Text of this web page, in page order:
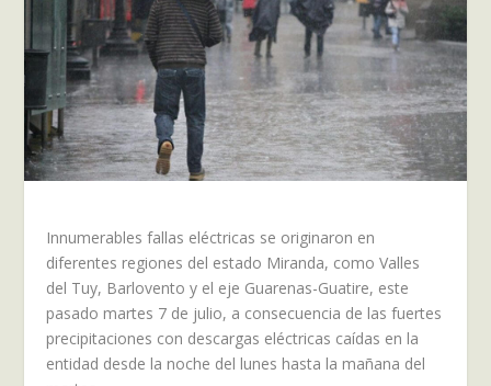
Innumerables fallas eléctricas se originaron en
diferentes regiones del estado Miranda, como Valles
del Tuy, Barlovento y el eje Guarenas-Guatire, este
pasado martes 7 de julio, a consecuencia de las fuertes
precipitaciones con descargas eléctricas caídas en la
entidad desde la noche del lunes hasta la mañana del